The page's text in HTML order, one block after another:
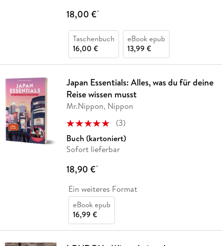
18,00 €*
Taschenbuch
16,00 €
eBook epub
13,99 €
Japan Essentials: Alles, was du für deine
Reise wissen musst
Mr.Nippon, Nippon
(3)
Buch (kartoniert)
Sofort lieferbar
18,90 €*
Ein weiteres Format
eBook epub
16,99 €